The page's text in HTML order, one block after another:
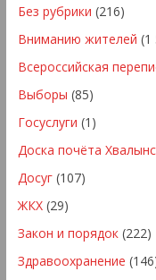
Без рубрики (216)
Вниманию жителей (1
Всероссийская
Выборы (85)
Госуслуги (1)
Доска почёта
Досуг(107)
ЖКХ(29)
Закон и порядок(222)
Здравоохранение